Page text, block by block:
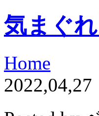
気まぐ
Home
2022,04,27